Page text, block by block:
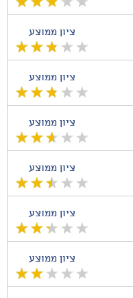
ציון ממוצע
ציון ממוצע
ציון ממוצע
ציון ממוצע
ציון ממוצע
ציון ממוצע